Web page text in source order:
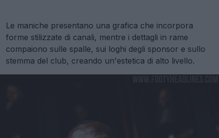
Le maniche presentano una grafica che incorpora
forme stilizzate di canali, mentre i dettagli in rame
compaiono sulle spalle, sui loghi degli sponsor e sullo
stemma del club, creando un'estetica di alto livello.